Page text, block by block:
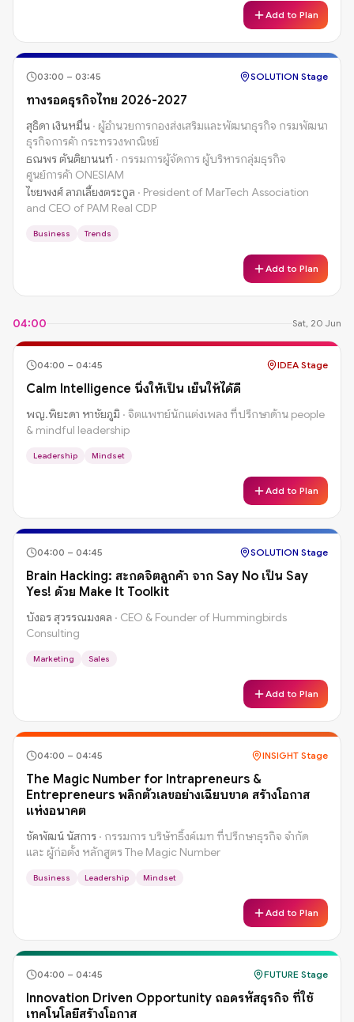
Add to Plan
03:00 – 03:45 SOLUTION Stage
ทางรอดธุรกิจไทย 2026-2027
สุธิดา เงินหมื่น · ผู้อำนวยการกองส่งเสริมและพัฒนาธุรกิจ กรมพัฒนา
ธุรกิจการค้า กระทรวงพาณิชย์
ธณพร ตันติยานนท์ · กรรมการผู้จัดการ ผู้บริหารกลุ่มธุรกิจ
ศูนย์การค้า ONESIAM
ไชยพงศ์ ลาภเลี้ยงตระกูล · President of MarTech Association
and CEO of PAM Real CDP
Business Trends
Add to Plan
04:00 Sat, 20 Jun
04:00 – 04:45 IDEA Stage
Calm Intelligence นิ่งให้เป็น เย็นให้ได้ดี
พญ.พิยะดา หาชัยภูมิ · จิตแพทย์นักแต่งเพลง ที่ปรึกษาด้าน people
& mindful leadership
Leadership Mindset
Add to Plan
04:00 – 04:45 SOLUTION Stage
Brain Hacking: สะกดจิตลูกค้า จาก Say No เป็น Say
Yes! ด้วย Make It Toolkit
บังอร สุวรรณมงคล · CEO & Founder of Hummingbirds
Consulting
Marketing Sales
Add to Plan
04:00 – 04:45 INSIGHT Stage
The Magic Number for Intrapreneurs &
Entrepreneurs พลิกตัวเลขอย่างเฉียบขาด สร้างโอกาส
แห่งอนาคต
ชัคพัฒน์ นัสการ · กรรมการ บริษัทธิ้งค์เมท ที่ปรึกษาธุรกิจ จำกัด
และ ผู้ก่อตั้ง หลักสูตร The Magic Number
Business Leadership Mindset
Add to Plan
04:00 – 04:45 FUTURE Stage
Innovation Driven Opportunity ถอดรหัสธุรกิจ ที่ใช้
เทคโนโลยีสร้างโอกาส